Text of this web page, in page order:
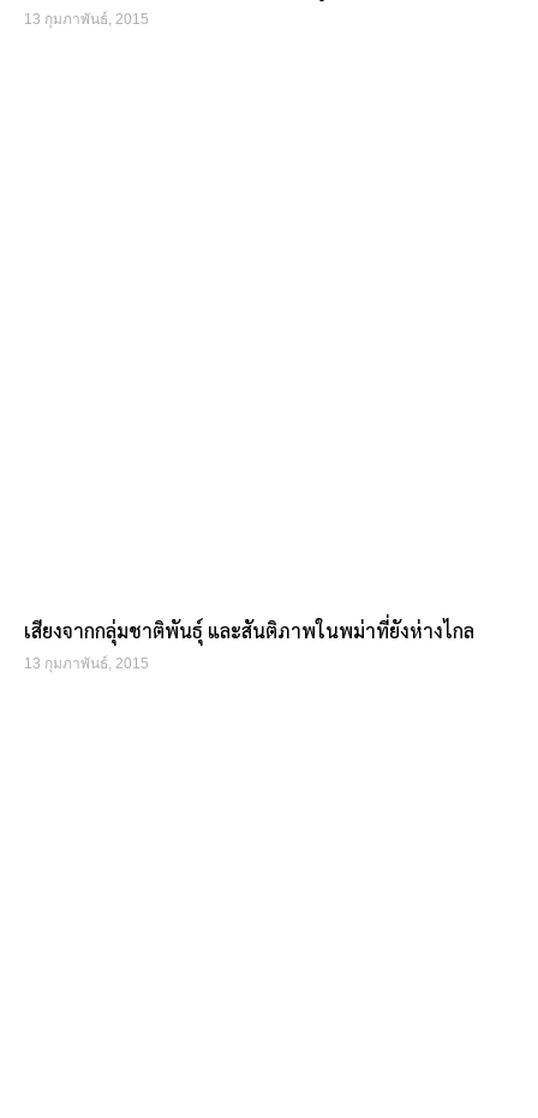
13 กุมภาพันธ์, 2015
เสียงจากกลุ่มชาติพันธุ์ และสันติภาพในพม่าที่ยังห่างไกล
13 กุมภาพันธ์, 2015